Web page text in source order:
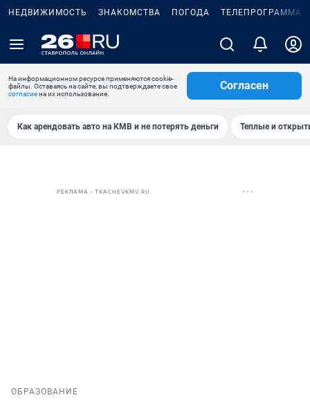
НЕДВИЖИМОСТЬ ЗНАКОМСТВА ПОГОДА ТЕЛЕПРОГРАММА
На информационном ресурсе применяются cookie-
файлы. Оставаясь на сайте, вы подтверждаете свое
согласиена их использование.
Согласен
Как арендовать авто на КМВ и не потерять деньги Теплые и
РЕКЛАМА • TKACHEVKMV.RU
ОБРАЗОВАНИЕ